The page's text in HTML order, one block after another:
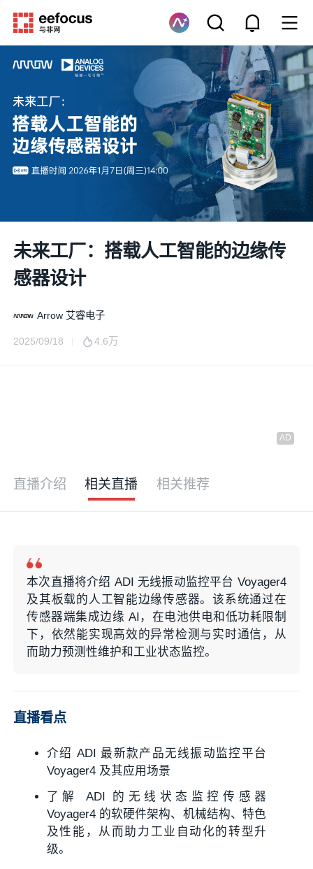
未来工厂：搭载人工智能的边缘传
感器设计
Arrow 艾睿电子
2025/09/18 4.6万
直播介绍 相关直播 相关推荐
本次直播将介绍 ADI 无线振动监控平台 Voyager4
及其板载的人工智能边缘传感器。该系统通过在
传感器端集成边缘 AI，在电池供电和低功耗限制
下，依然能实现高效的异常检测与实时通信，从
而助力预测性维护和工业状态监控。
直播看点
介绍 ADI 最新款产品无线振动监控平台
Voyager4 及其应用场景
了解 ADI 的无线状态监控传感器
Voyager4 的软硬件架构、机械结构、特色
及性能，从而助力工业自动化的转型升
级。